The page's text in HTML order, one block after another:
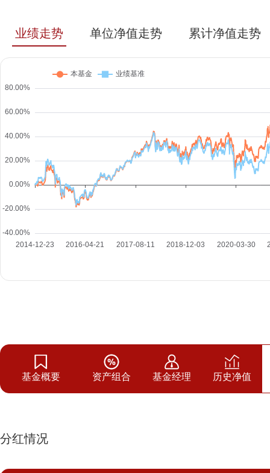
业绩走势 单位净值走势 累计净值走势
基金概要 资产组合 基金经理 历史净值